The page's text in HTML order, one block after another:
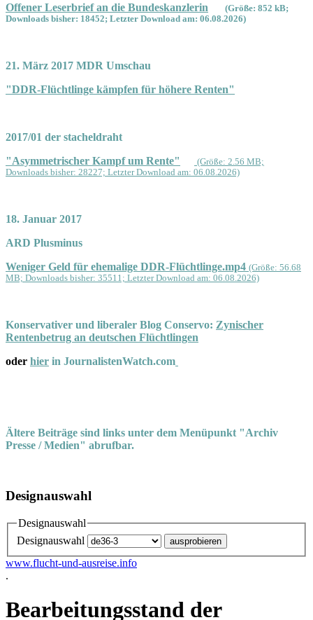
Offener Leserbrief an die Bundeskanzlerin
(Größe: 852 kB;
Downloads bisher: 18452; Letzter Download am: 06.08.2026)
21. März 2017 MDR Umschau
"DDR-Flüchtlinge kämpfen für höhere Renten"
2017/01 der stacheldraht
"Asymmetrischer Kampf um Rente"
(Größe: 2.56 MB;
Downloads bisher: 28227; Letzter Download am: 06.08.2026)
18. Januar 2017
ARD Plusminus
Weniger Geld für ehemalige DDR-Flüchtlinge.mp4 (Größe: 56.68
MB; Downloads bisher: 35511; Letzter Download am: 06.08.2026)
Konservativer und liberaler Blog Conservo: Zynischer
Rentenbetrug an deutschen Flüchtlingen
oder hier in JournalistenWatch.com
Ältere Beiträge sind links unter dem Menüpunkt "Archiv
Presse / Medien" abrufbar.
Designauswahl
Designauswahl
Designauswahl
www.flucht-und-ausreise.info
.
Bearbeitungsstand der